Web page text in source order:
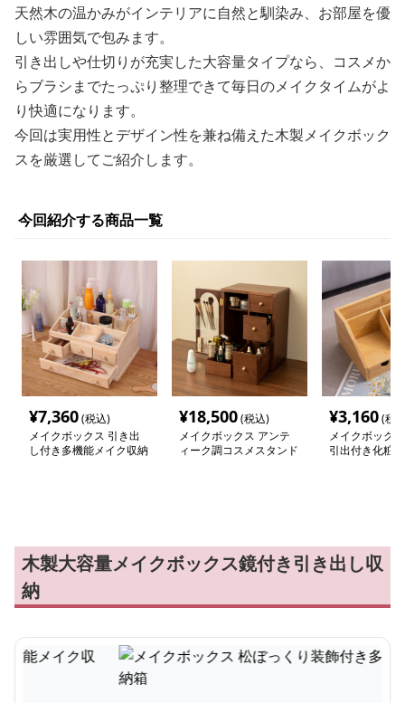
天然木の温かみがインテリアに自然と馴染み、お部屋を優
しい雰囲気で包みます。
引き出しや仕切りが充実した大容量タイプなら、コスメか
らブラシまでたっぷり整理できて毎日のメイクタイムがよ
り快適になります。
今回は実用性とデザイン性を兼ね備えた木製メイクボック
スを厳選してご紹介します。
今回紹介する商品一覧
¥7,360(税込)
メイクボックス 引き出
し付き多機能メイク収納
¥18,500(税込)
メイクボックス アンテ
ィーク調コスメスタンド
¥3,160(税
メイクボック
引出付き化粧
木製大容量メイクボックス鏡付き引き出し収
納